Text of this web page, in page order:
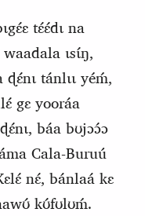
tɛ́ɛ́dɩ na
ɩsɩ́ŋ,
tánlɩɩ yéḿ,
gɛ yooráa
báa bʊjɔɔ́ɔ
Cala-Buruú
nɛ́, bánlaá kɛ
kʊ́fʊlʊḿ.